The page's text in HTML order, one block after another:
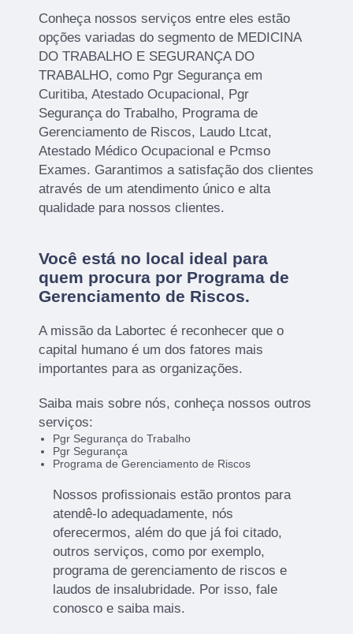
Conheça nossos serviços entre eles estão
opções variadas do segmento de MEDICINA
DO TRABALHO E SEGURANÇA DO
TRABALHO, como Pgr Segurança em
Curitiba, Atestado Ocupacional, Pgr
Segurança do Trabalho, Programa de
Gerenciamento de Riscos, Laudo Ltcat,
Atestado Médico Ocupacional e Pcmso
Exames. Garantimos a satisfação dos clientes
através de um atendimento único e alta
qualidade para nossos clientes.
Você está no local ideal para
quem procura por Programa de
Gerenciamento de Riscos.
A missão da Labortec é reconhecer que o
capital humano é um dos fatores mais
importantes para as organizações.
Saiba mais sobre nós, conheça nossos outros
serviços:
Pgr Segurança do Trabalho
Pgr Segurança
Programa de Gerenciamento de Riscos
Nossos profissionais estão prontos para
atendê-lo adequadamente, nós
oferecermos, além do que já foi citado,
outros serviços, como por exemplo,
programa de gerenciamento de riscos e
laudos de insalubridade. Por isso, fale
conosco e saiba mais.